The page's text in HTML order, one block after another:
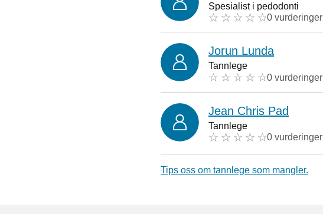
Spesialist i pedodonti
0 vurderinger
Jorun Lunda
Tannlege
0 vurderinger
Jean Chris Pad
Tannlege
0 vurderinger
Tips oss om tannlege som mangler.